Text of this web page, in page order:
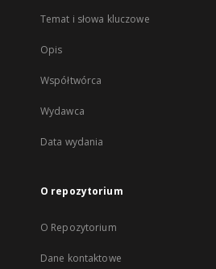
Temat i słowa kluczowe
Opis
Współtwórca
Wydawca
Data wydania
O repozytorium
O Repozytorium
Dane kontaktowe